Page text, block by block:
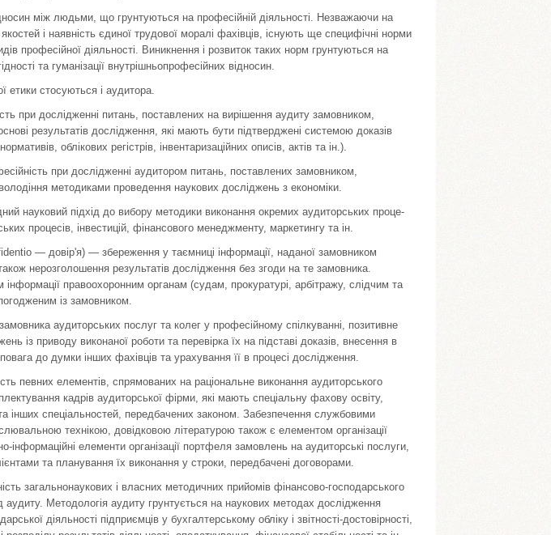
між людьми, що грун­туються на професійній діяльності. Незважаючи на
і наявність єдиної трудової моралі фахівців, існують ще специфічні норми
професійної діяльності. Виникнення і розвиток таких норм грунтуються на
та гуманізації внутрішньопрофесійних від­носин.
етики стосуються і ауди­тора.
при дослідженні пи­тань, поставлених на вирішення аудиту замовником,
результатів дослідження, які мають бути підтверджені системою доказів
облікових регістрів, інвентари­заційних описів, актів та ін.).
при дослідженні аудитором питань, поставлених замовником,
методиками проведення наукових досліджень з економіки.
науковий підхід до вибору методики виконання окремих аудиторських проце­
процесів, інвестицій, фінансового менеджменту, маркетингу та ін.
— довір'я) — збере­ження у таємниці інформації, наданої замовником
нерозголошення результатів дос­лідження без згоди на те замовника.
правоохоронним органам (судам, про­куратурі, арбітражу, слідчим та
із замовником.
аудиторських послуг та колег у професійному спілкуванні, позитивне
із приводу виконаної роботи та перевірка їх на підставі доказів, внесення в
до думки інших фахівців та ураху­вання її в процесі дослідження.
певних елементів, спря­мованих на раціональне виконання аудиторського
кадрів аудиторської фір­ми, які мають спеціальну фахову освіту,
інших спеціальностей, передбачених законом. Забезпечення службовими
технікою, довідковою літературою також є елемен­том організації
елементи організації портфеля замовлень на аудиторські послуги,
та плануван­ня їх виконання у строки, передбачені договорами.
загальнонаукових і власних методичних прийомів фінансово-господарського
Методологія аудиту грунтується на наукових методах дослідження
діяльності підприємців у бух­галтерському обліку і звітності-достовірності,